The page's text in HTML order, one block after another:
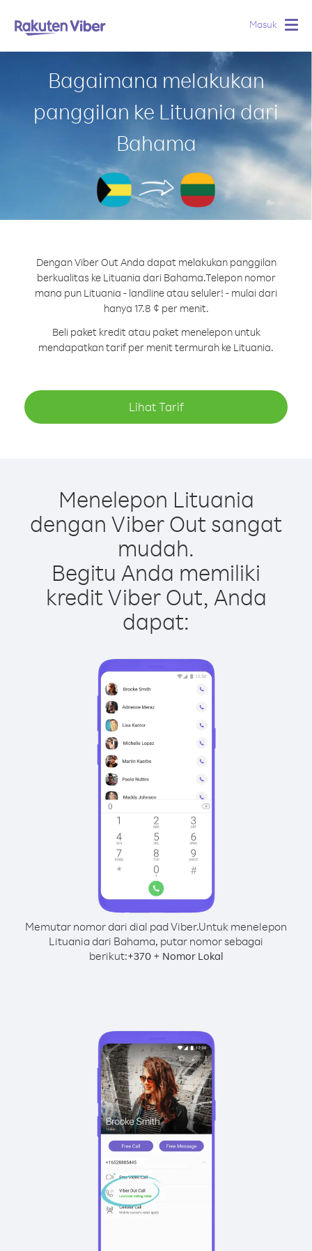
Masuk
Bagaimana melakukan
panggilan ke Lituania dari
Bahama
Dengan Viber Out Anda dapat melakukan panggilan
berkualitas ke Lituania dari Bahama.Telepon nomor
mana pun Lituania - landline atau seluler! - mulai dari
hanya 17.8 ¢ per menit.
Beli paket kredit atau paket menelepon untuk
mendapatkan tarif per menit termurah ke Lituania.
Lihat Tarif
Menelepon Lituania
dengan Viber Out sangat
mudah.
Begitu Anda memiliki
kredit Viber Out, Anda
dapat:
Memutar nomor dari dial pad Viber.Untuk menelepon
Lituania dari Bahama, putar nomor sebagai
berikut:+370+ Nomor Lokal